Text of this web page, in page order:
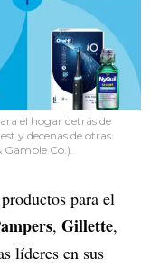
el hogar detrás de
y decenas de otras
Gamble Co.).
para el
, Gillette,
líderes en sus